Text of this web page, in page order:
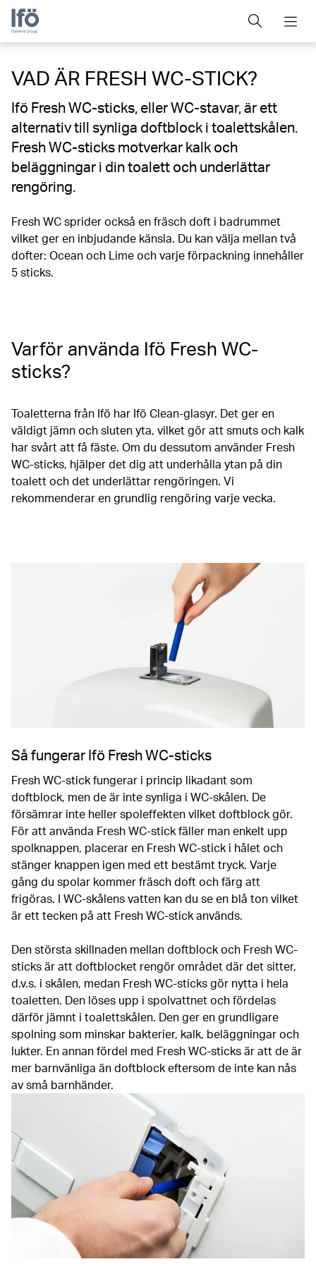
VAD ÄR FRESH WC-STICK?
Ifö Fresh WC-sticks, eller WC-stavar, är ett
alternativ till synliga doftblock i toalettskålen.
Fresh WC-sticks motverkar kalk och
beläggningar i din toalett och underlättar
rengöring.
Fresh WC sprider också en fräsch doft i badrummet
vilket ger en inbjudande känsla. Du kan välja mellan två
dofter: Ocean och Lime och varje förpackning innehåller
5 sticks.
Varför använda Ifö Fresh WC-
sticks?
Toaletterna från Ifö har Ifö Clean-glasyr. Det ger en
väldigt jämn och sluten yta, vilket gör att smuts och kalk
har svårt att få fäste. Om du dessutom använder Fresh
WC-sticks, hjälper det dig att underhålla ytan på din
toalett och det underlättar rengöringen. Vi
rekommenderar en grundlig rengöring varje vecka.
Så fungerar Ifö Fresh WC-sticks
Fresh WC-stick fungerar i princip likadant som
doftblock, men de är inte synliga i WC-skålen. De
försämrar inte heller spoleffekten vilket doftblock gör.
För att använda Fresh WC-stick fäller man enkelt upp
spolknappen, placerar en Fresh WC-stick i hålet och
stänger knappen igen med ett bestämt tryck. Varje
gång du spolar kommer fräsch doft och färg att
frigöras. I WC-skålens vatten kan du se en blå ton vilket
är ett tecken på att Fresh WC-stick används.
Den största skillnaden mellan doftblock och Fresh WC-
sticks är att doftblocket rengör området där det sitter,
d.v.s. i skålen, medan Fresh WC-sticks gör nytta i hela
toaletten. Den löses upp i spolvattnet och fördelas
därför jämnt i toalettskålen. Den ger en grundligare
spolning som minskar bakterier, kalk, beläggningar och
lukter. En annan fördel med Fresh WC-sticks är att de är
mer barnvänliga än doftblock eftersom de inte kan nås
av små barnhänder.